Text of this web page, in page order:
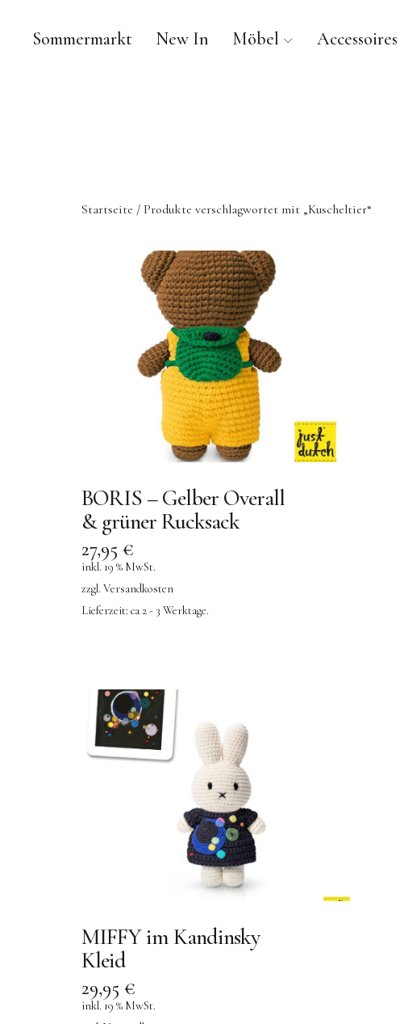
Sommermarkt New In Möbel Accessoires
Startseite / Produkte verschlagwortet mit „Kuscheltier“
BORIS – Gelber Overall
& grüner Rucksack
27,95 €
inkl. 19 % MwSt.
zzgl. Versandkosten
Lieferzeit: ca 2 - 3 Werktage.
MIFFY im Kandinsky
Kleid
29,95 €
inkl. 19 % MwSt.